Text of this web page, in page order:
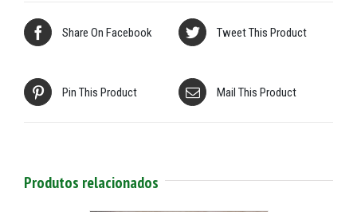
Share On Facebook Tweet This Product
Pin This Product Mail This Product
Produtos relacionados